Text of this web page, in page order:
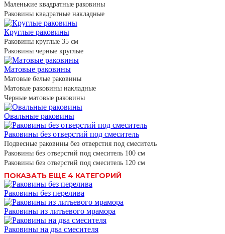
Маленькие квадратные раковины
Раковины квадратные накладные
Круглые раковины
Раковины круглые 35 см
Раковины черные круглые
Матовые раковины
Матовые белые раковины
Матовые раковины накладные
Черные матовые раковины
Овальные раковины
Раковины без отверстий под смеситель
Подвесные раковины без отверстия под смеситель
Раковины без отверстий под смеситель 100 см
Раковины без отверстий под смеситель 120 см
ПОКАЗАТЬ ЕЩЕ 4 КАТЕГОРИЙ
Раковины без перелива
Раковины из литьевого мрамора
Раковины на два смесителя